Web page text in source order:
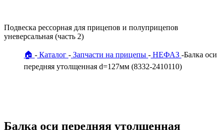
Подвеска рессорная для прицепов и полуприцепов
уневерсальная (часть 2)
🏠 Каталог Запчасти на прицепы НЕФАЗ Балка оси
передняя утолщенная d=127мм (8332-2410110)
Балка оси передняя утолщенная